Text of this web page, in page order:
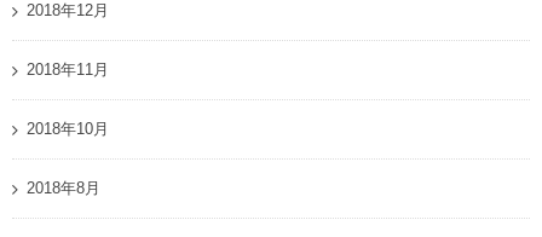
2018年12月
2018年11月
2018年10月
2018年8月